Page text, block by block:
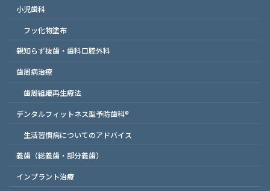
小児歯科
フッ化物塗布
親知らず抜歯・歯科口腔外科
歯周病治療
歯周組織再生療法
デンタルフィットネス型予防歯科®
生活習慣病についてのアドバイス
義歯（総義歯・部分義歯）
インプラント治療